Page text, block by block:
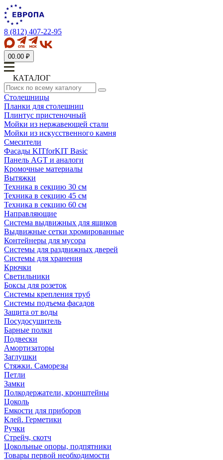
8 (812) 407-22-95
00.00 ₽
КАТАЛОГ
Столешницы
Планки для столешниц
Плинтус пристеночный
Мойки из нержавеющей стали
Мойки из искусственного камня
Смесители
Фасады KITforKIT Basic
Панель AGT и аналоги
Кромочные материалы
Вытяжки
Техника в секцию 30 см
Техника в секцию 45 см
Техника в секцию 60 см
Направляющие
Система выдвижных для ящиков
Выдвижные сетки хромированные
Контейнеры для мусора
Системы для раздвижных дверей
Системы для хранения
Крючки
Светильники
Боксы для розеток
Системы крепления труб
Системы подъема фасадов
Защита от воды
Посудосушитель
Барные полки
Подвески
Амортизаторы
Заглушки
Стяжки. Саморезы
Петли
Замки
Полкодержатели, кронштейны
Цоколь
Емкости для приборов
Клей. Герметики
Ручки
Стрейч, скотч
Цокольные опоры, подпятники
Товары первой необходимости